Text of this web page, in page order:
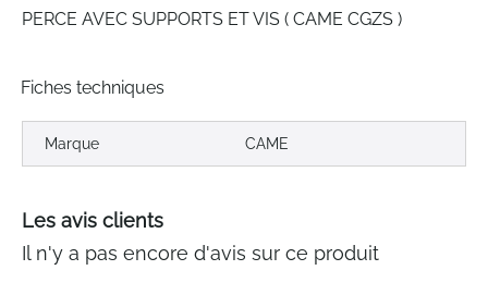
PERCE AVEC SUPPORTS ET VIS ( CAME CGZS )
Fiches techniques
Marque CAME
Les avis clients
Il n'y a pas encore d'avis sur ce produit